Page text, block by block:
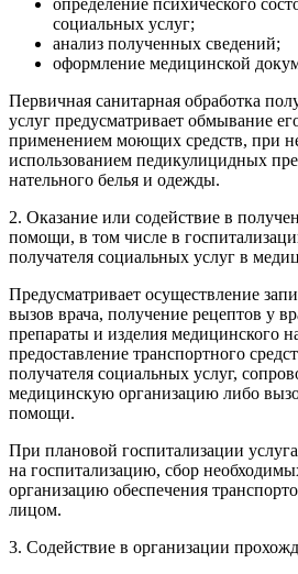
определение психического
социальных услуг;
анализ полученных сведений;
оформление медицинской
Первичная санитарная обработка
услуг предусматривает обмывание
применением моющих средств, при
использованием педикулицидных
нательного белья и одежды.
2. Оказание или содействие в
помощи, в том числе в
получателя социальных услуг в
Предусматривает осуществление
вызов врача, получение рецептов у
препараты и изделия медицинского
предоставление транспортного
получателя социальных услуг,
медицинскую организацию либо
помощи.
При плановой госпитализации
на госпитализацию, сбор
организацию обеспечения
лицом.
3. Содействие в организации